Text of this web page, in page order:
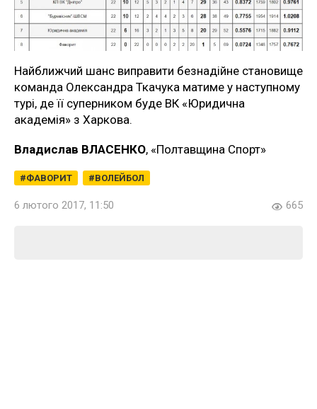
Найближчий шанс виправити безнадійне становище
команда Олександра Ткачука матиме у наступному
турі, де її суперником буде ВК «Юридична
академія» з Харкова.
Владислав ВЛАСЕНКО, «Полтавщина Спорт»
ФАВОРИТ ВОЛЕЙБОЛ
6 лютого 2017, 11:50 665